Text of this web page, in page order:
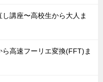
し講座〜高校生から大人ま
ら高速フーリエ変換(FFT)ま